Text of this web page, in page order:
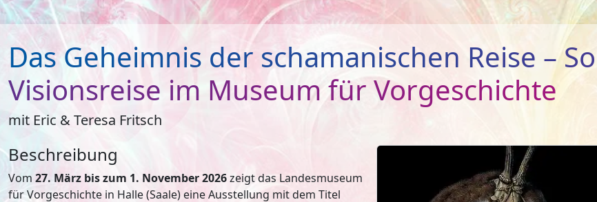
Das Geheimnis der schamanischen Reise –
Visionsreise im Museum für Vorgeschichte
mit Eric & Teresa Fritsch
Beschreibung
Vom 27. März bis zum 1. November 2026zeigt das Landesmuseum
für Vorgeschichte in Halle (Saale) eine Ausstellung mit dem Titel